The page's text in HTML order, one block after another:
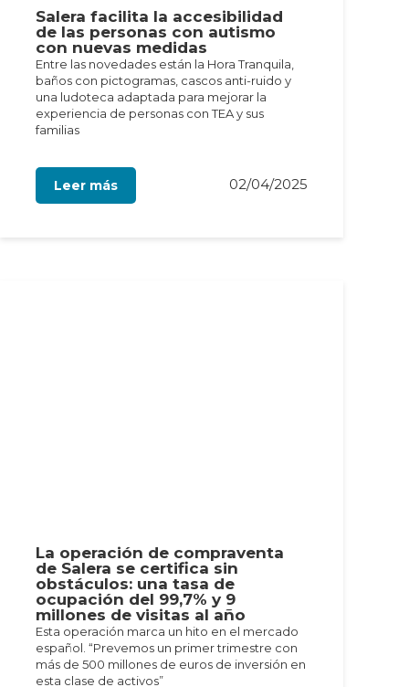
Salera facilita la accesibilidad
de las personas con autismo
con nuevas medidas
Entre las novedades están la Hora Tranquila,
baños con pictogramas, cascos anti-ruido y
una ludoteca adaptada para mejorar la
experiencia de personas con TEA y sus
familias
Leer más 02/04/2025
La operación de compraventa
de Salera se certifica sin
obstáculos: una tasa de
ocupación del 99,7% y 9
millones de visitas al año
Esta operación marca un hito en el mercado
español. “Prevemos un primer trimestre con
más de 500 millones de euros de inversión en
esta clase de activos”